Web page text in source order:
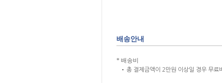
배송안내
* 배송비
총 결제금액이 2만원 이상일 경우 무